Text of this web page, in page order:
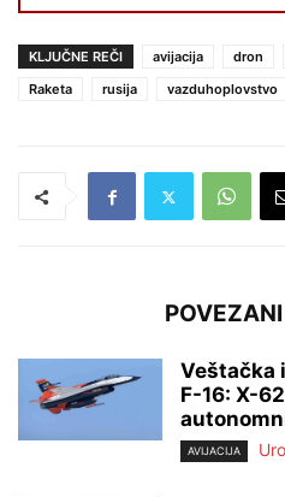
KLJUČNE REČI avijacija dron
Raketa
rusija vazduhoplovstvo
Veštačka
F-16: X-
AVIJACIJA